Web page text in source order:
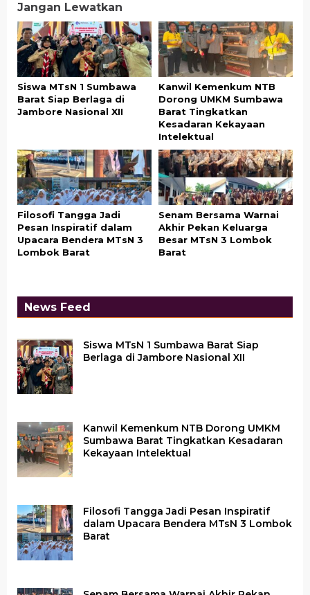
Jangan Lewatkan
Siswa MTsN 1 Sumbawa
Barat Siap Berlaga di
Jambore Nasional XII
Kanwil Kemenkum NTB
Dorong UMKM Sumbawa
Barat Tingkatkan
Kesadaran Kekayaan
Intelektual
Filosofi Tangga Jadi
Pesan Inspiratif dalam
Upacara Bendera MTsN 3
Lombok Barat
Senam Bersama Warnai
Akhir Pekan Keluarga
Besar MTsN 3 Lombok
Barat
News Feed
Siswa MTsN 1 Sumbawa Barat Siap
Berlaga di Jambore Nasional XII
Kanwil Kemenkum NTB Dorong UMKM
Sumbawa Barat Tingkatkan Kesadaran
Kekayaan Intelektual
Filosofi Tangga Jadi Pesan Inspiratif
dalam Upacara Bendera MTsN 3 Lombok
Barat